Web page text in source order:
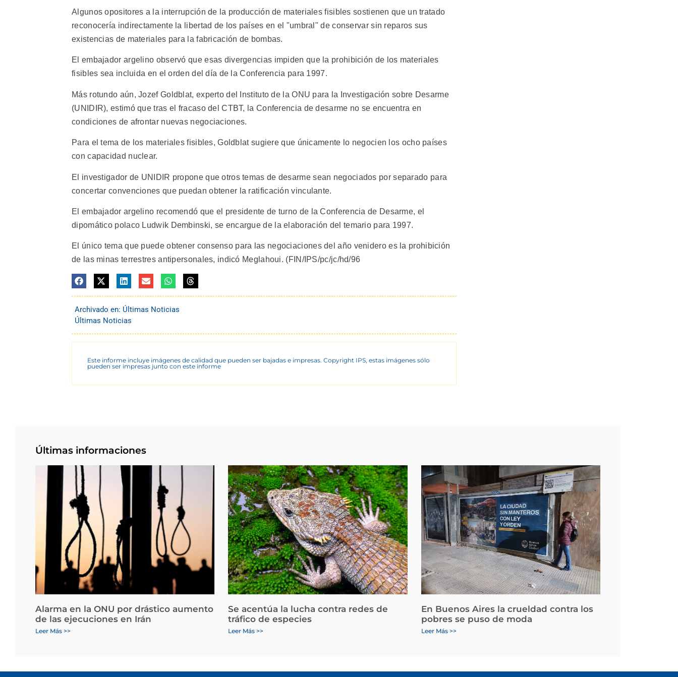
Algunos opositores a la interrupción de la producción de materiales fisibles sostienen que un tratado
reconocería indirectamente la libertad de los países en el "umbral" de conservar sin reparos sus
existencias de materiales para la fabricación de bombas.
El embajador argelino observó que esas divergencias impiden que la prohibición de los materiales
fisibles sea incluida en el orden del día de la Conferencia para 1997.
Más rotundo aún, Jozef Goldblat, experto del Instituto de la ONU para la Investigación sobre Desarme
(UNIDIR), estimó que tras el fracaso del CTBT, la Conferencia de desarme no se encuentra en
condiciones de afrontar nuevas negociaciones.
Para el tema de los materiales fisibles, Goldblat sugiere que únicamente lo negocien los ocho países
con capacidad nuclear.
El investigador de UNIDIR propone que otros temas de desarme sean negociados por separado para
concertar convenciones que puedan obtener la ratificación vinculante.
El embajador argelino recomendó que el presidente de turno de la Conferencia de Desarme, el
dipomático polaco Ludwik Dembinski, se encargue de la elaboración del temario para 1997.
El único tema que puede obtener consenso para las negociaciones del año venidero es la prohibición
de las minas terrestres antipersonales, indicó Meglahoui. (FIN/IPS/pc/jc/hd/96
Archivado en: Últimas Noticias
Últimas Noticias
Este informe incluye imágenes de calidad que pueden ser bajadas e impresas. Copyright IPS, estas imágenes sólo
pueden ser impresas junto con este informe
Últimas informaciones
Alarma en la ONU por drástico aumento
de las ejecuciones en Irán
Leer Más >>
Se acentúa la lucha contra redes de
tráfico de especies
Leer Más >>
En Buenos Aires la crueldad contra los
pobres se puso de moda
Leer Más >>